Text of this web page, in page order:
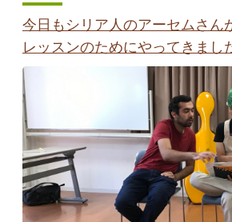
今日もシリア人のアーセムさん
レッスンのためにやってきまし